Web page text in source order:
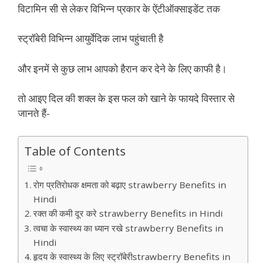
विटामिन सी से लेकर विभिन्न प्रकार के ऐंटीऑक्साइडेंट तक
स्ट्रॉबेरी विभिन्न आयुर्वेदिक लाभ पहुंचाती है
और इनमें से कुछ लाभ आपको हैरान कर देने के लिए काफी है।
तो आइए दिल की शक्ल के इस फल को खाने के फायदे विस्तार से
जानते हैं-
Table of Contents
रोग प्रतिरोधक क्षमता को बढ़ाए strawberry Benefits in
Hindi
रक्त की कमी दूर करे strawberry Benefits in Hindi
त्वचा के स्वास्थ्य का ध्यान रखे strawberry Benefits in
Hindi
हृदय के स्वास्थ्य के लिए स्ट्रॉबेरीstrawberry Benefits in